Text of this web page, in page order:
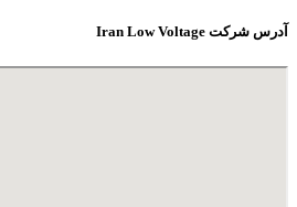
آدرس شرکت Iran Low Voltage